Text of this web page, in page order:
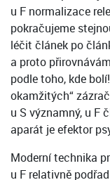
u F normalizace
pokračujeme
léčit článek po
a proto
podle toho, kde
okamžitých“
u S významný, u F
aparát je efektor
Moderní technika
u F relativně